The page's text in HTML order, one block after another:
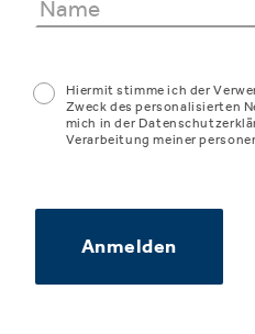
Hiermit stimme ich der
Zweck des personalisierten
mich in der
Verarbeitung meiner
Anmelden